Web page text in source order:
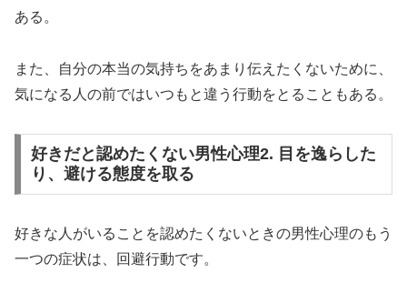
ある。
また、自分の本当の気持ちをあまり伝えたくないために、
気になる人の前ではいつもと違う行動をとることもある。
好きだと認めたくない男性心理2. 目を逸らした
り、避ける態度を取る
好きな人がいることを認めたくないときの男性心理のもう
一つの症状は、回避行動です。